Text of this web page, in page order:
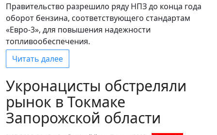
Правительство разрешило ряду НПЗ до конца года
оборот бензина, соответствующего стандартам
«Евро-3», для повышения надежности
топливообеспечения.
Читать далее
Укронацисты обстреляли
рынок в Токмаке
Запорожской области